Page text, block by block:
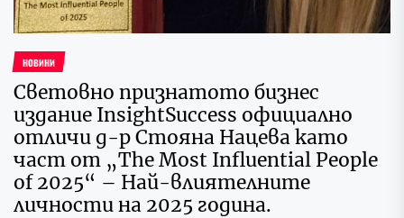
НОВИНИ
Световно признатото бизнес
издание InsightSuccess официално
отличи д-р Стояна Нацева като
част от „The Most Influential People
of 2025“ – Най-влиятелните
личности на 2025 година.